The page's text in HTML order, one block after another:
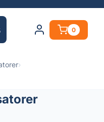
0
›